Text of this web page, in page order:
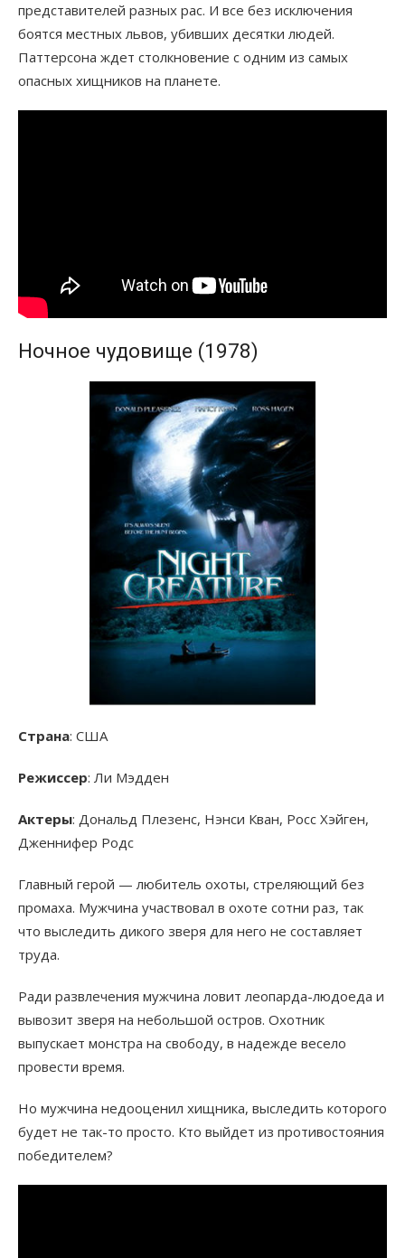
представителей разных рас. И все без исключения
боятся местных львов, убивших десятки людей.
Паттерсона ждет столкновение с одним из самых
опасных хищников на планете.
Ночное чудовище (1978)
Страна: США
Режиссер: Ли Мэдден
Актеры: Дональд Плезенс, Нэнси Кван, Росс Хэйген,
Дженнифер Родс
Главный герой — любитель охоты, стреляющий без
промаха. Мужчина участвовал в охоте сотни раз, так
что выследить дикого зверя для него не составляет
труда.
Ради развлечения мужчина ловит леопарда-людоеда и
вывозит зверя на небольшой остров. Охотник
выпускает монстра на свободу, в надежде весело
провести время.
Но мужчина недооценил хищника, выследить которого
будет не так-то просто. Кто выйдет из противостояния
победителем?